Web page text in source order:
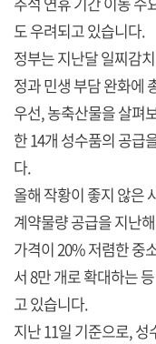
도 우려되고 있습니다.
정부는 지난달 일찌감
정과 민생 부담 완화에
우선, 농축산물을 살펴
한 14개 성수품의 공급
다.
올해 작황이 좋지 않은
계약물량 공급을 지난
가격이 20% 저렴한 중
서 8만 개로 확대하는
고 있습니다.
지난 11일 기준으로,